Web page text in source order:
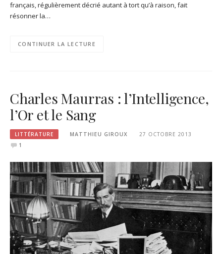
français, régulièrement décrié autant à tort qu’à raison, fait
résonner la…
CONTINUER LA LECTURE
Charles Maurras : l’Intelligence,
l’Or et le Sang
LITTÉRATURE MATTHIEU GIROUX
27 OCTOBRE 2013
1